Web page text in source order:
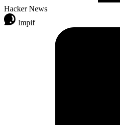
Hacker News
Impif